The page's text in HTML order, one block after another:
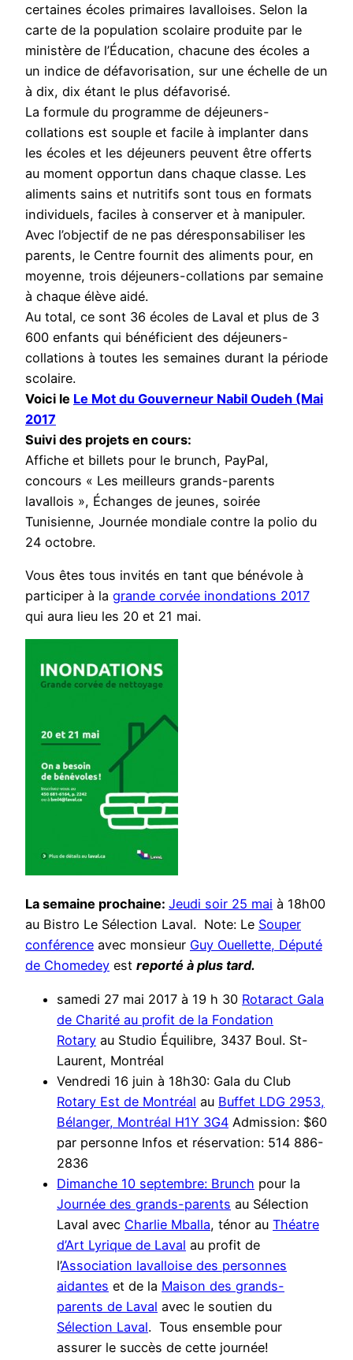
certaines écoles primaires lavalloises. Selon la
carte de la population scolaire produite par le
ministère de l’Éducation, chacune des écoles a
un indice de défavorisation, sur une échelle de un
à dix, dix étant le plus défavorisé.
La formule du programme de déjeuners-
collations est souple et facile à implanter dans
les écoles et les déjeuners peuvent être offerts
au moment opportun dans chaque classe. Les
aliments sains et nutritifs sont tous en formats
individuels, faciles à conserver et à manipuler.
Avec l’objectif de ne pas déresponsabiliser les
parents, le Centre fournit des aliments pour, en
moyenne, trois déjeuners-collations par semaine
à chaque élève aidé.
Au total, ce sont 36 écoles de Laval et plus de 3
600 enfants qui bénéficient des déjeuners-
collations à toutes les semaines durant la période
scolaire.
Voici le Le Mot du Gouverneur Nabil Oudeh (Mai
2017
Suivi des projets en cours:
Affiche et billets pour le brunch, PayPal,
concours « Les meilleurs grands-parents
lavallois », Échanges de jeunes, soirée
Tunisienne, Journée mondiale contre la polio du
24 octobre.
Vous êtes tous invités en tant que bénévole à
participer à la grande corvée inondations 2017
qui aura lieu les 20 et 21 mai.
La semaine prochaine: Jeudi soir 25 mai à 18h00
au Bistro Le Sélection Laval. Note: Le Souper
conférence avec monsieur Guy Ouellette, Député
de Chomedey est reporté à plus tard.
samedi 27 mai 2017 à 19 h 30 Rotaract Gala
de Charité au profit de la Fondation
Rotary au Studio Équilibre, 3437 Boul. St-
Laurent, Montréal
Vendredi 16 juin à 18h30: Gala du Club
Rotary Est de Montréal au Buffet LDG 2953,
Bélanger, Montréal H1Y 3G4 Admission: $60
par personne Infos et réservation: 514 886-
2836
Dimanche 10 septembre: Brunch pour la
Journée des grands-parents au Sélection
Laval avec Charlie Mballa, ténor au Théatre
d’Art Lyrique de Laval au profit de
l’Association lavalloise des personnes
aidantes et de la Maison des grands-
parents de Laval avec le soutien du
Sélection Laval. Tous ensemble pour
assurer le succès de cette journée!